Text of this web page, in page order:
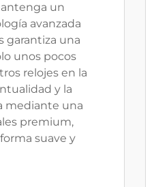
un
avanzada
garantiza una
unos pocos
relojes en la
y la
mediante una
premium,
suave y